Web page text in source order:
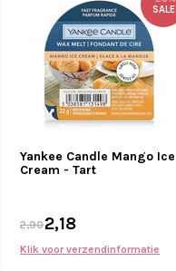
Yankee Candle Mango Ice
Cream - Tart
SALE
2,902,18
Klik voor verzendinformatie